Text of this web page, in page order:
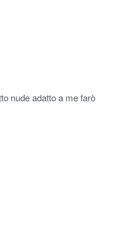
nude adatto a me farò